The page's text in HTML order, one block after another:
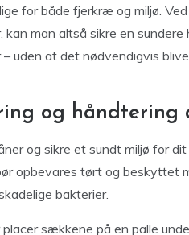
for både fjerkræ og miljø.
man altså sikre en sundere
uden at det nødvendigvis
og håndtering
og sikre et sundt miljø for
opbevares tørt og beskyttet
bakterier.
sækkene på en palle